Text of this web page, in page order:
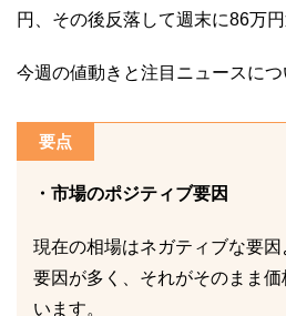
円、その後反落して週末に86万
今週の値動きと注目ニュースにつ
要点
・市場のポジティブ要因
現在の相場はネガティブな要
要因が多く、それがそのまま
います。